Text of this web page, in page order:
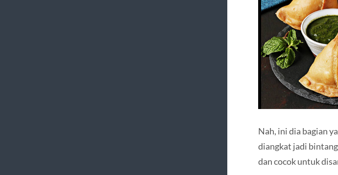
Nah, ini dia bagian
diangkat jadi
dan cocok untuk